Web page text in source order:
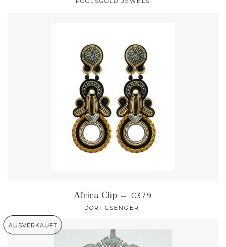
Africa Clip — NORMALER PREIS
€379
DORI CSENGERI
AUSVERKAUFT